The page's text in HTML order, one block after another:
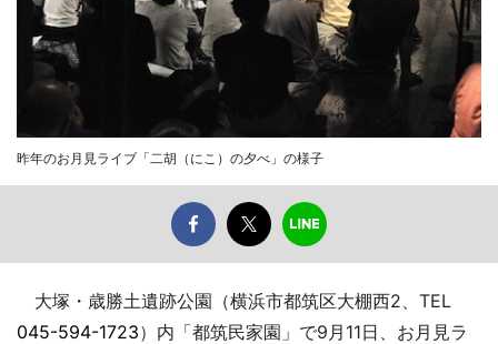
昨年のお月見ライブ「二胡（にこ）の夕べ」の様子
大塚・歳勝土遺跡公園（横浜市都筑区大棚西2、TEL
045-594-1723）内「都筑民家園」で9月11日、お月見ラ